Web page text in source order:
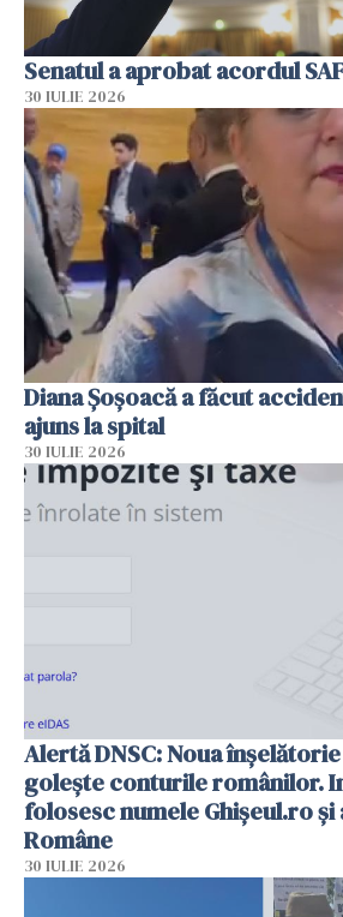
Senatul a aprobat acordul
30 IULIE 2026
Diana Șoșoacă a făcut
ajuns la spital
30 IULIE 2026
Alertă DNSC: Noua
golește conturile românilor.
folosesc numele Ghișeul.ro
Române
30 IULIE 2026